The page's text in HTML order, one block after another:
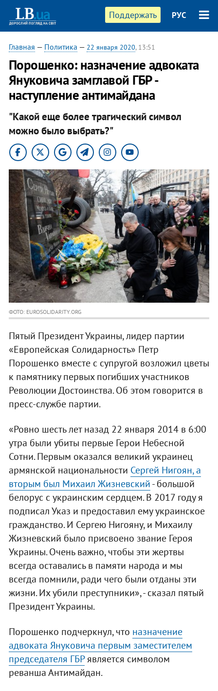
Поддержать РУС
Главная — Политика — 22 января 2020, 13:51
Порошенко: назначение адвоката
Януковича замглавой ГБР -
наступление антимайдана
"Какой еще более трагический символ
можно было выбрать?"
ФОТО: EUROSOLIDARITY.ORG
Пятый Президент Украины, лидер партии
«Европейская Солидарность» Петр
Порошенко вместе с супругой возложил цветы
к памятнику первых погибших участников
Революции Достоинства. Об этом говорится в
пресс-службе партии.
«Ровно шесть лет назад 22 января 2014 в 6:00
утра были убиты первые Герои Небесной
Сотни. Первым оказался великий украинец
армянской национальности Сергей Нигоян, а
вторым был Михаил Жизневский- большой
белорус с украинским сердцем. В 2017 году я
подписал Указ и предоставил ему украинское
гражданство. И Сергею Нигояну, и Михаилу
Жизневский было присвоено звание Героя
Украины. Очень важно, чтобы эти жертвы
всегда оставались в памяти народа и мы
всегда помнили, ради чего были отданы эти
жизни. Их убили преступники», - сказал пятый
Президент Украины.
Порошенко подчеркнул, что назначение
адвоката Януковича первым заместителем
председателя ГБРявляется символом
реванша Антимайдан.